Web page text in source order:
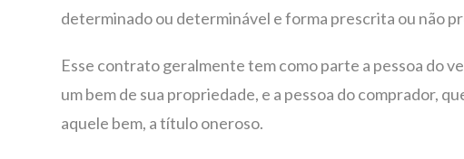
determinado ou determinável e forma prescrita ou não
Esse contrato geralmente tem como parte a pessoa do
um bem de sua propriedade, e a pessoa do comprador,
aquele bem, a título oneroso.